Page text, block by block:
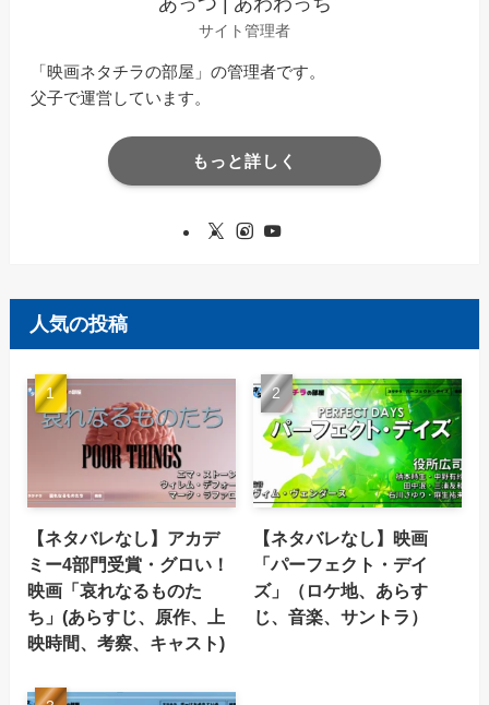
サイト管理者
「映画ネタチラの部屋」の管理者です。
父子で運営しています。
もっと詳しく
人気の投稿
【ネタバレなし】アカデ
ミー4部門受賞・グロい！
映画「哀れなるものた
ち」(あらすじ、原作、上
映時間、考察、キャスト)
【ネタバレなし】映画
「パーフェクト・デイ
ズ」（ロケ地、あらす
じ、音楽、サントラ）